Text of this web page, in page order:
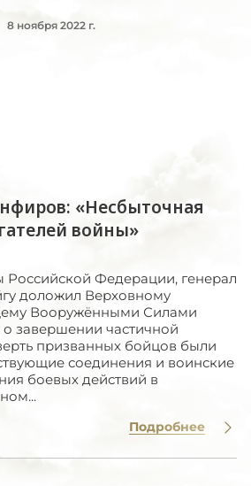
«Несбыточная
войны»
8 ноября 2022 г.
Федерации, генерал
доложил Верховному
Вооружёнными Силами
завершении частичной
призванных бойцов были
соединения и воинские
боевых действий в
Подробнее